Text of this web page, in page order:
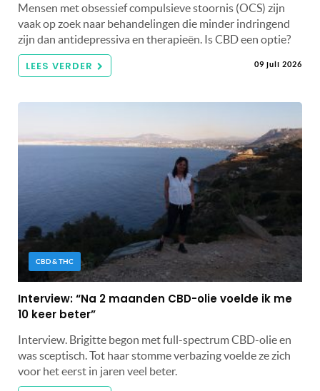
Mensen met obsessief compulsieve stoornis (OCS) zijn
vaak op zoek naar behandelingen die minder indringend
zijn dan antidepressiva en therapieën. Is CBD een optie?
LEES VERDER 09 juli 2026
CBD & THC
Interview: “Na 2 maanden CBD-olie voelde ik me
10 keer beter”
Interview. Brigitte begon met full-spectrum CBD-olie en
was sceptisch. Tot haar stomme verbazing voelde ze zich
voor het eerst in jaren veel beter.